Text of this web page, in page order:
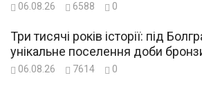
06.08.26 6588 0
Три тисячі років історії: під
унікальне поселення доби
06.08.26 7614 0